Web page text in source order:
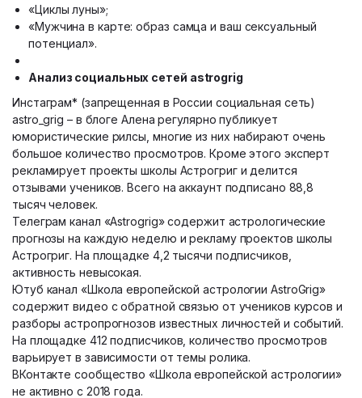
«Циклы луны»;
«Мужчина в карте: образ самца и ваш сексуальный
потенциал».
Анализ социальных сетей astrogrig
Инстаграм* (запрещенная в России социальная сеть)
astro_grig – в блоге Алена регулярно публикует
юмористические рилсы, многие из них набирают очень
большое количество просмотров. Кроме этого эксперт
рекламирует проекты школы Астрогриг и делится
отзывами учеников. Всего на аккаунт подписано 88,8
тысяч человек.
Телеграм канал «Astrogrig» содержит астрологические
прогнозы на каждую неделю и рекламу проектов школы
Астрогриг. На площадке 4,2 тысячи подписчиков,
активность невысокая.
Ютуб канал «Школа европейской астрологии AstroGrig»
содержит видео с обратной связью от учеников курсов и
разборы астропрогнозов известных личностей и событий.
На площадке 412 подписчиков, количество просмотров
варьирует в зависимости от темы ролика.
ВКонтакте сообщество «Школа европейской астрологии»
не активно с 2018 года.